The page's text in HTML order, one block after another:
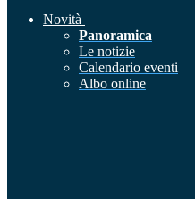
Novità
Panoramica
Le notizie
Calendario eventi
Albo online